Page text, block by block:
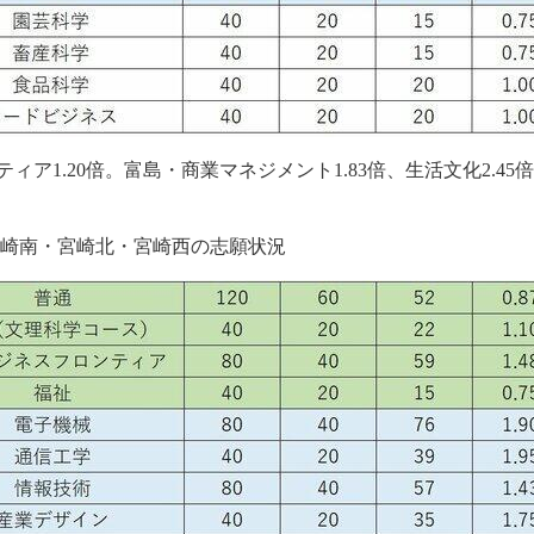
ィア1.20倍。富島・商業マネジメント1.83倍、生活文化2.45
南・宮崎北・宮崎西の志願状況